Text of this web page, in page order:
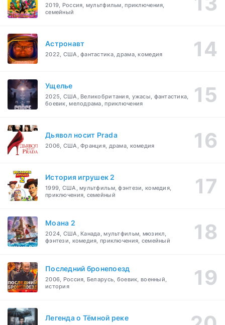
2019, Россия, мультфильм, приключения,
семейный
Астронавт
2022, США, фантастика, драма, комедия
Ущелье
2025, США, Великобритания, ужасы, фантастика,
боевик, мелодрама, приключения
Дьявол носит Prada
2006, США, Франция, драма, комедия
История игрушек 2
1999, США, мультфильм, фэнтези, комедия,
приключения, семейный
Моана 2
2024, США, Канада, мультфильм, мюзикл,
фэнтези, комедия, приключения, семейный
Последний бронепоезд
2006, Россия, Беларусь, боевик, военный,
история
Легенда о Тёмной реке